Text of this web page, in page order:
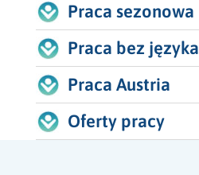
Praca sezonowa
Praca bez języka
Praca Austria
Oferty pracy